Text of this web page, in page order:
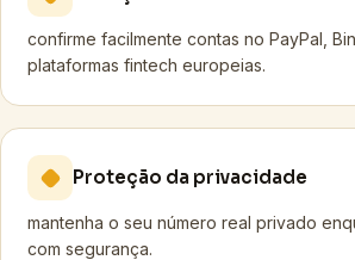
confirme facilmente contas no PayPal,
plataformas fintech europeias.
Proteção da privacidade
mantenha o seu número real privado
com segurança.